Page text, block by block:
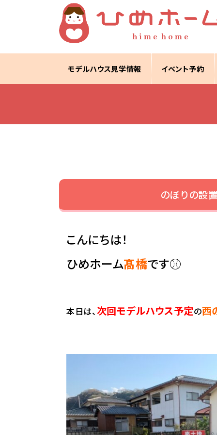
モデルハウス見学情報 イベント予約
のぼりの設
こんにちは！
ひめホーム髙橋です⚾
本日は、次回モデルハウス予定の西